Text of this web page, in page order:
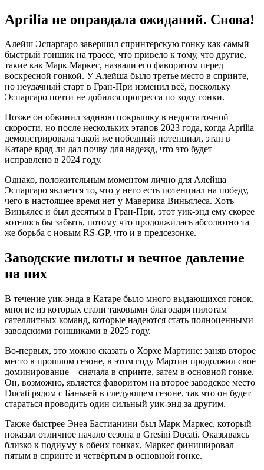
Aprilia не оправдала ожиданий. Снова!
Алейш Эспаргаро завершил спринтерскую гонку как самый
быстрый гонщик на трассе, что привело к тому, что другие,
такие как Марк Маркес, назвали его фаворитом перед
воскресной гонкой. У Алейша было третье место в спринте,
но неудачный старт в Гран-При изменил всё, поскольку
Эспаргаро почти не добился прогресса по ходу гонки.
Позже он обвинил заднюю покрышку в недостаточной
скорости, но после нескольких этапов 2023 года, когда Aprilia
демонстрировала такой же победный потенциал, этап в
Катаре вряд ли дал почву для надежд, что это будет
исправлено в 2024 году.
Однако, положительным моментом лично для Алейша
Эспаргаро является то, что у него есть потенциал на победу,
чего в настоящее время нет у Маверика Виньялеса. Хоть
Виньялес и был десятым в Гран-При, этот уик-энд ему скорее
хотелось бы забыть, потому что продолжилась абсолютно та
же борьба с новым RS-GP, что и в предсезонке.
Заводские пилоты и вечное давление
на них
В течение уик-энда в Катаре было много выдающихся гонок,
многие из которых стали таковыми благодаря пилотам
сателлитных команд, которые надеются стать полноценными
заводскими гонщиками в 2025 году.
Во-первых, это можно сказать о Хорхе Мартине: заняв второе
место в прошлом сезоне, в этом году Мартин продолжил своё
доминирование – сначала в спринте, затем в основной гонке.
Он, возможно, является фаворитом на второе заводское место
Ducati рядом с Баньяей в следующем сезоне, так что он будет
стараться проводить один сильный уик-энд за другим.
Также быстрее Энеа Бастианини был Марк Маркес, который
показал отличное начало сезона в Gresini Ducati. Оказываясь
близко к подиуму в обеих гонках, Маркес финишировал
пятым в спринте и четвёртым в основной гонке.